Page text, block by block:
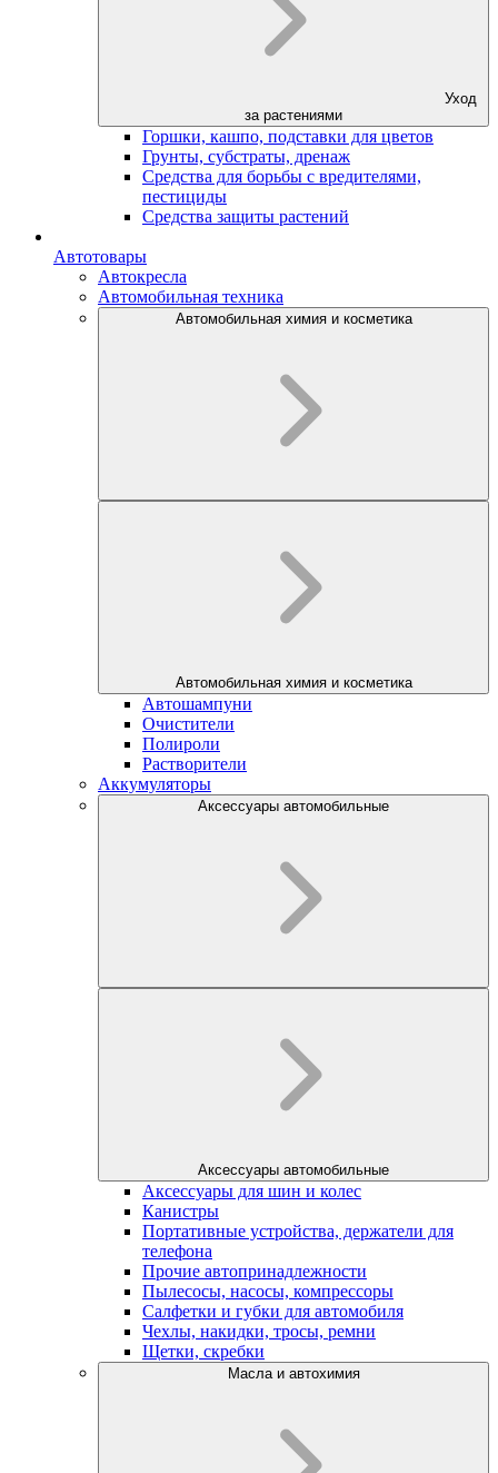
Уход
за растениями
Горшки, кашпо, подставки для цветов
Грунты, субстраты, дренаж
Средства для борьбы с вредителями,
пестициды
Средства защиты растений
Автотовары
Автокресла
Автомобильная техника
Автомобильная химия и косметика
Автомобильная химия и косметика
Автошампуни
Очистители
Полироли
Растворители
Аккумуляторы
Аксессуары автомобильные
Аксессуары автомобильные
Аксессуары для шин и колес
Канистры
Портативные устройства, держатели для
телефона
Прочие автопринадлежности
Пылесосы, насосы, компрессоры
Салфетки и губки для автомобиля
Чехлы, накидки, тросы, ремни
Щетки, скребки
Масла и автохимия